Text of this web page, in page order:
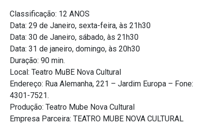
Classificação: 12 ANOS
Data: 29 de Janeiro, sexta-feira, às 21h30
Data: 30 de Janeiro, sábado, às 21h30
Data: 31 de janeiro, domingo, às 20h30
Duração: 90 min.
Local: Teatro MuBE Nova Cultural
Endereço: Rua Alemanha, 221 – Jardim Europa – Fone:
4301-7521.
Produção: Teatro Mube Nova Cultural
Empresa Parceira: TEATRO MUBE NOVA CULTURAL